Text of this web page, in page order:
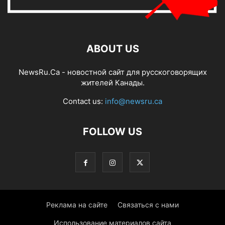
ABOUT US
NewsRu.Ca - новостной сайт для русскоговорящих
жителей Канады.
Contact us: info@newsru.ca
FOLLOW US
Реклама на сайте Связаться с нами
Использование материалов сайта